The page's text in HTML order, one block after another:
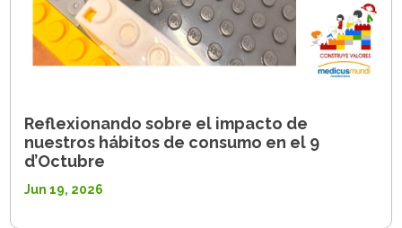
Reflexionando sobre el impacto de
nuestros hábitos de consumo en el 9
d’Octubre
Jun 19, 2026